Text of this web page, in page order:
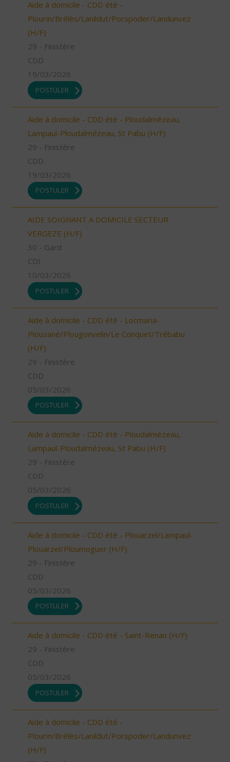
Aide à domicile - CDD été -
Plourin/Brélès/Lanildut/Porspoder/Landunvez
(H/F)
29 - Finistère
CDD
19/03/2026
POSTULER
Aide à domicile - CDD été - Ploudalmézeau,
Lampaul-Ploudalmézeau, St Pabu (H/F)
29 - Finistère
CDD
19/03/2026
POSTULER
AIDE SOIGNANT A DOMICILE SECTEUR
VERGEZE (H/F)
30 - Gard
CDI
10/03/2026
POSTULER
Aide à domicile - CDD été - Locmaria-
Plouzané/Plougonvelin/Le Conquet/Trébabu
(H/F)
29 - Finistère
CDD
05/03/2026
POSTULER
Aide à domicile - CDD été - Ploudalmézeau,
Lampaul-Ploudalmézeau, St Pabu (H/F)
29 - Finistère
CDD
05/03/2026
POSTULER
Aide à domicile - CDD été - Plouarzel/Lampaul-
Plouarzel/Ploumoguer (H/F)
29 - Finistère
CDD
05/03/2026
POSTULER
Aide à domicile - CDD été - Saint-Renan (H/F)
29 - Finistère
CDD
05/03/2026
POSTULER
Aide à domicile - CDD été -
Plourin/Brélès/Lanildut/Porspoder/Landunvez
(H/F)